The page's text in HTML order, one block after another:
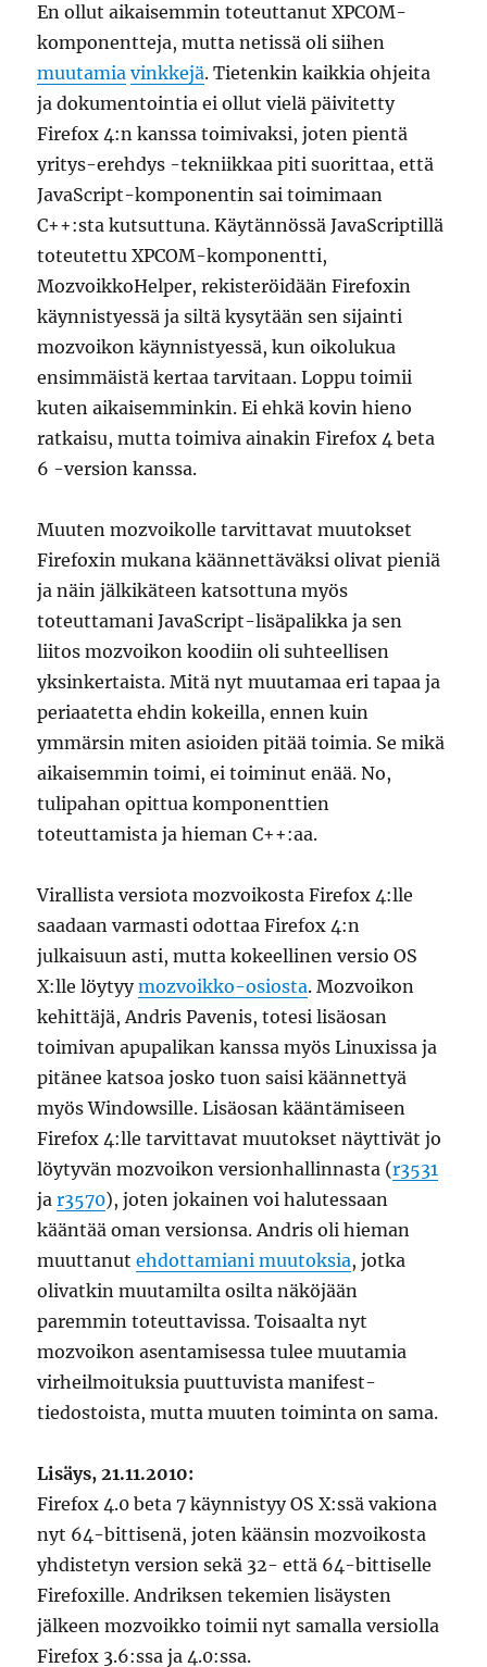
En ollut aikaisemmin toteuttanut XPCOM-
komponentteja, mutta netissä oli siihen
muutamia vinkkejä. Tietenkin kaikkia ohjeita
ja dokumentointia ei ollut vielä päivitetty
Firefox 4:n kanssa toimivaksi, joten pientä
yritys-erehdys -tekniikkaa piti suorittaa, että
JavaScript-komponentin sai toimimaan
C++:sta kutsuttuna. Käytännössä JavaScriptillä
toteutettu XPCOM-komponentti,
MozvoikkoHelper, rekisteröidään Firefoxin
käynnistyessä ja siltä kysytään sen sijainti
mozvoikon käynnistyessä, kun oikolukua
ensimmäistä kertaa tarvitaan. Loppu toimii
kuten aikaisemminkin. Ei ehkä kovin hieno
ratkaisu, mutta toimiva ainakin Firefox 4 beta
6 -version kanssa.
Muuten mozvoikolle tarvittavat muutokset
Firefoxin mukana käännettäväksi olivat pieniä
ja näin jälkikäteen katsottuna myös
toteuttamani JavaScript-lisäpalikka ja sen
liitos mozvoikon koodiin oli suhteellisen
yksinkertaista. Mitä nyt muutamaa eri tapaa ja
periaatetta ehdin kokeilla, ennen kuin
ymmärsin miten asioiden pitää toimia. Se mikä
aikaisemmin toimi, ei toiminut enää. No,
tulipahan opittua komponenttien
toteuttamista ja hieman C++:aa.
Virallista versiota mozvoikosta Firefox 4:lle
saadaan varmasti odottaa Firefox 4:n
julkaisuun asti, mutta kokeellinen versio OS
X:lle löytyymozvoikko-osiosta. Mozvoikon
kehittäjä, Andris Pavenis, totesi lisäosan
toimivan apupalikan kanssa myös Linuxissa ja
pitänee katsoa josko tuon saisi käännettyä
myös Windowsille. Lisäosan kääntämiseen
Firefox 4:lle tarvittavat muutokset näyttivät jo
löytyvän mozvoikon versionhallinnasta (r3531
jar3570), joten jokainen voi halutessaan
kääntää oman versionsa. Andris oli hieman
muuttanutehdottamiani muutoksia, jotka
olivatkin muutamilta osilta näköjään
paremmin toteuttavissa. Toisaalta nyt
mozvoikon asentamisessa tulee muutamia
virheilmoituksia puuttuvista manifest-
tiedostoista, mutta muuten toiminta on sama.
Lisäys, 21.11.2010:
Firefox 4.0 beta 7 käynnistyy OS X:ssä vakiona
nyt 64-bittisenä, joten käänsin mozvoikosta
yhdistetyn version sekä 32- että 64-bittiselle
Firefoxille. Andriksen tekemien lisäysten
jälkeen mozvoikko toimii nyt samalla versiolla
Firefox 3.6:ssa ja 4.0:ssa.